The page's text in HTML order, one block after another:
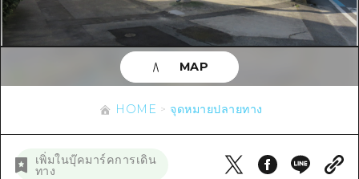
การปั่นจักรยาน
ช้อปปิ้ง
กีฬา
สถานบันเทิงยามค่ำคืน
อากิ
บิงโก
บริเวณรอบๆ มิยาจิมะ
อากิ
บิงโก
บิโฮคุ
เกโฮคุ
ข้อมูลที่เป็นประโยชน์
รายการ
เข้าถึงเข้าถึง
สรุปการจราจรรอง
ข่าว
HOME จุดหมายปลายทาง
เพิ่มในบุ๊คมาร์คการเดิน
ทาง
MAP